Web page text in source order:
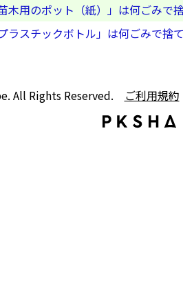
木用のポット（紙）」は何ごみで
ラスチックボトル」は何ごみで捨
All Rights Reserved. ご利用規約